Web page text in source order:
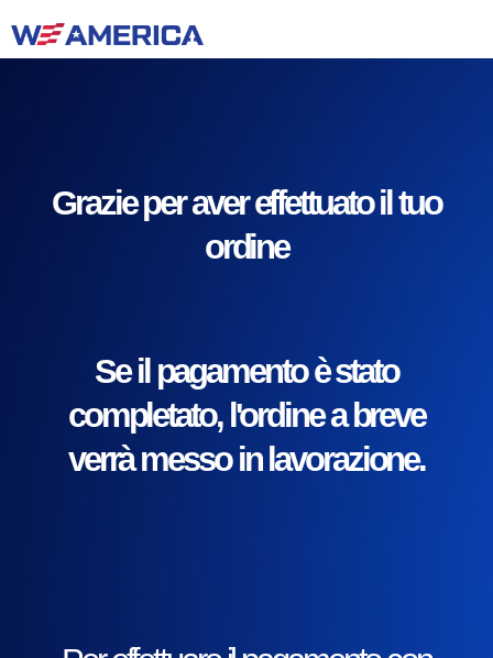
Grazie per aver effettuato il tuo
ordine
Se il pagamento è stato
completato, l'ordine a breve
verrà messo in lavorazione.